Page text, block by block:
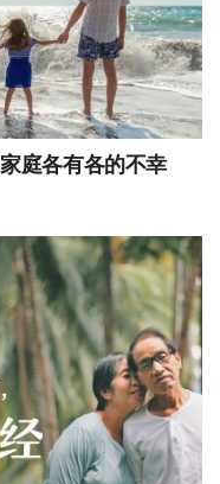
庭各有各的不幸